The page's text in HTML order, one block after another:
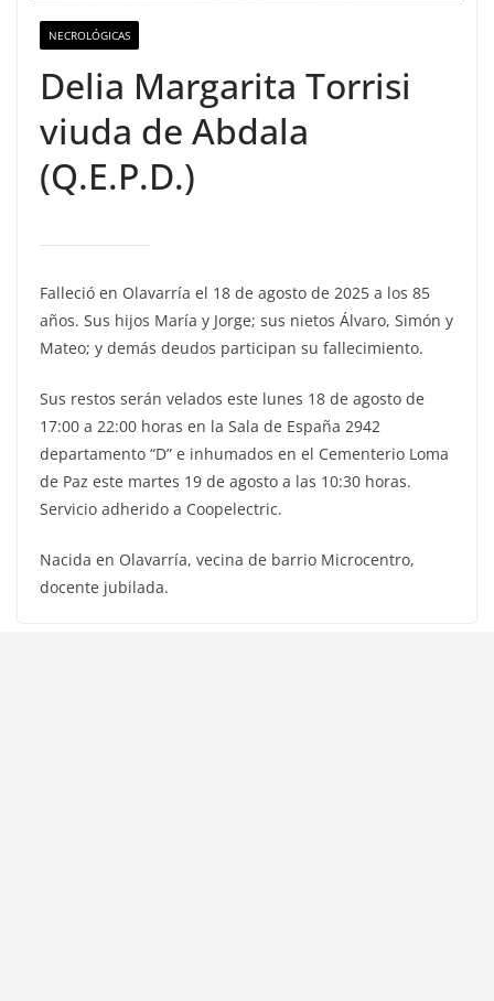
NECROLÓGICAS
Delia Margarita Torrisi
viuda de Abdala
(Q.E.P.D.)
Falleció en Olavarría el 18 de agosto de 2025 a los 85
años. Sus hijos María y Jorge; sus nietos Álvaro, Simón y
Mateo; y demás deudos participan su fallecimiento.
Sus restos serán velados este lunes 18 de agosto de
17:00 a 22:00 horas en la Sala de España 2942
departamento “D” e inhumados en el Cementerio Loma
de Paz este martes 19 de agosto a las 10:30 horas.
Servicio adherido a Coopelectric.
Nacida en Olavarría, vecina de barrio Microcentro,
docente jubilada.